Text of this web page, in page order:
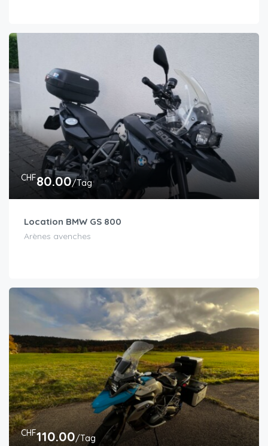
CHF80.00/Tag
Location BMW GS 800
Arènes avenches
CHF110.00/Tag